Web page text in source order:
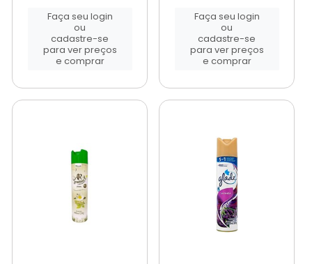
Faça seu login
ou
cadastre-se
para ver preços
e comprar
Faça seu login
ou
cadastre-se
para ver preços
e comprar